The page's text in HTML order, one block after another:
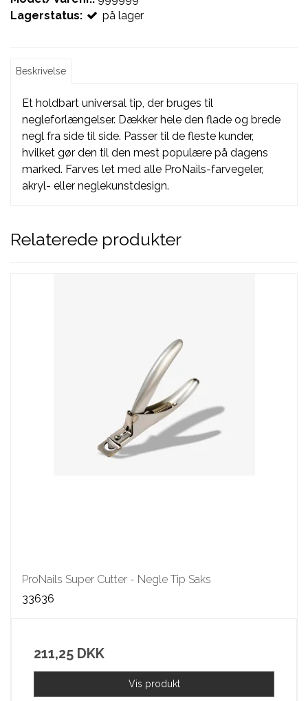
Lagerstatus:
på lager
Beskrivelse
Et holdbart universal tip, der bruges til
negleforlængelser. Dækker hele den flade og brede
negl fra side til side. Passer til de fleste kunder,
hvilket gør den til den mest populære på dagens
marked. Farves let med alle ProNails-farvegeler,
akryl- eller neglekunstdesign.
Relaterede produkter
ProNails Super Cutter - Negle Tip Saks
33636
211,25 DKK
Vis produkt